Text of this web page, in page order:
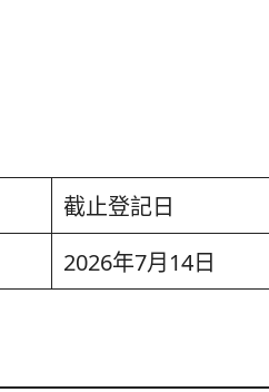
截止登記日
2026年7月14日